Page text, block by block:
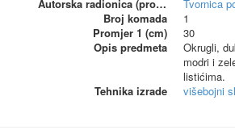
Autorska radionica (proizvođač)
Tvornica
Broj komada
1
Promjer 1 (cm)
30
Opis predmeta
Okrugli,
modri i
listićima.
Tehnika izrade
višebojni